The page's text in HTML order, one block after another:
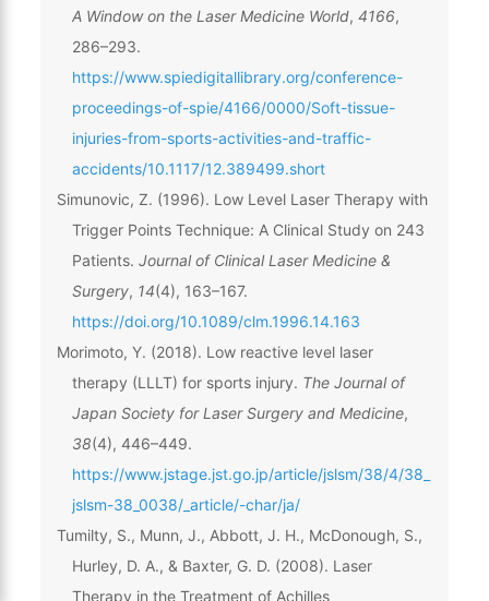
A Window on the Laser Medicine World, 4166,
286–293.
https://www.spiedigitallibrary.org/conference-
proceedings-of-spie/4166/0000/Soft-tissue-
injuries-from-sports-activities-and-traffic-
accidents/10.1117/12.389499.short
Simunovic, Z. (1996). Low Level Laser Therapy with
Trigger Points Technique: A Clinical Study on 243
Patients. Journal of Clinical Laser Medicine &
Surgery, 14(4), 163–167.
https://doi.org/10.1089/clm.1996.14.163
Morimoto, Y. (2018). Low reactive level laser
therapy (LLLT) for sports injury. The Journal of
Japan Society for Laser Surgery and Medicine,
38(4), 446–449.
https://www.jstage.jst.go.jp/article/jslsm/38/4/38_
jslsm-38_0038/_article/-char/ja/
Tumilty, S., Munn, J., Abbott, J. H., McDonough, S.,
Hurley, D. A., & Baxter, G. D. (2008). Laser
Therapy in the Treatment of Achilles